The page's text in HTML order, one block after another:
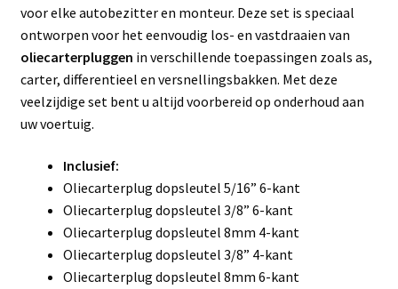
voor elke autobezitter en monteur. Deze set is speciaal
ontworpen voor het eenvoudig los- en vastdraaien van
oliecarterpluggen in verschillende toepassingen zoals as,
carter, differentieel en versnellingsbakken. Met deze
veelzijdige set bent u altijd voorbereid op onderhoud aan
uw voertuig.
Inclusief:
Oliecarterplug dopsleutel 5/16” 6-kant
Oliecarterplug dopsleutel 3/8” 6-kant
Oliecarterplug dopsleutel 8mm 4-kant
Oliecarterplug dopsleutel 3/8” 4-kant
Oliecarterplug dopsleutel 8mm 6-kant